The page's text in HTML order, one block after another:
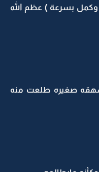
( وكمل بسرعة ) عظم الله
صغيره طلعت منه